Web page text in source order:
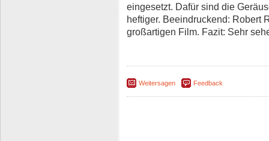
eingesetzt. Dafür sind die
heftiger. Beeindruckend: Robert
großartigen Film. Fazit: Sehr
Weitersagen Feedback